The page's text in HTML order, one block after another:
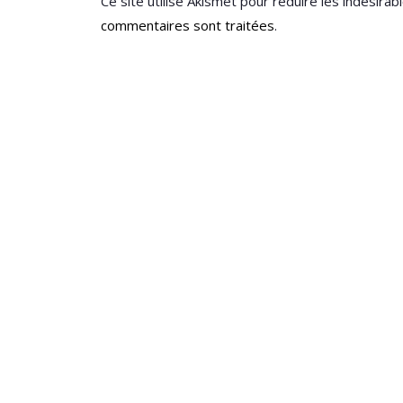
commentaires sont traitées.